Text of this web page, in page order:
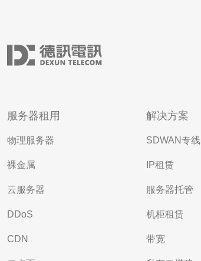
服务器租用
物理服务器
裸金属
云服务器
DDoS
CDN
解决方案
SDWAN专线
IP租赁
服务器托管
机柜租赁
带宽